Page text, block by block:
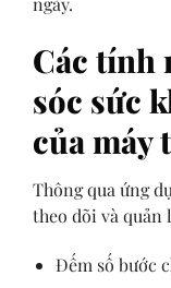
Các tính
sóc sức
của máy
Thông qua ứng
theo dõi và quản
Đếm số bước